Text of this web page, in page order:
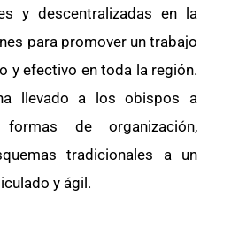
y descentralizadas en la
para promover un trabajo
y efectivo en toda la región.
llevado a los obispos a
de organización,
tradicionales a un
y ágil.